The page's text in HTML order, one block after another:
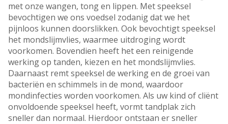
met onze wangen, tong en lippen. Met speeksel
bevochtigen we ons voedsel zodanig dat we het
pijnloos kunnen doorslikken. Ook bevochtigt speeksel
het mondslijmvlies, waarmee uitdroging wordt
voorkomen. Bovendien heeft het een reinigende
werking op tanden, kiezen en het mondslijmvlies.
Daarnaast remt speeksel de werking en de groei van
bacteriën en schimmels in de mond, waardoor
mondinfecties worden voorkomen. Als uw kind of cliënt
onvoldoende speeksel heeft, vormt tandplak zich
sneller dan normaal. Hierdoor ontstaan er sneller